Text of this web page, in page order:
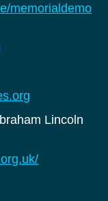
memorialdemo
Lincoln